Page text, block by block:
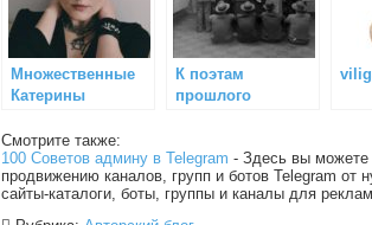
Множественные
Катерины
управление)
К поэтам
прошлого
Смотрите также:
100 Советов админу в Telegram - Здесь вы можете
продвижению каналов, групп и ботов Telegram от
сайты-каталоги, боты, группы и каналы для